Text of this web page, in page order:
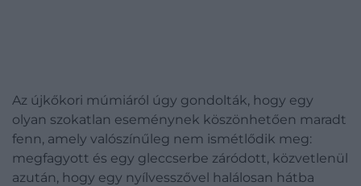
Az újkőkori múmiáról úgy gondolták, hogy egy
olyan szokatlan eseménynek köszönhetően maradt
fenn, amely valószínűleg nem ismétlődik meg:
megfagyott és egy gleccserbe záródott, közvetlenül
azután, hogy egy nyílvesszővel halálosan hátba